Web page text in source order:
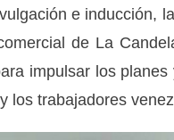
e inducción,
de La
impulsar los
los trabajadores